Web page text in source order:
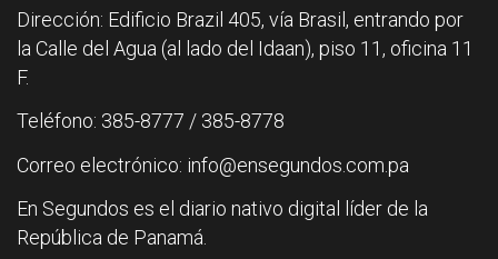
Dirección: Edificio Brazil 405, vía Brasil, entrando por
la Calle del Agua (al lado del Idaan), piso 11, oficina 11
F.
Teléfono: 385-8777 / 385-8778
Correo electrónico: info@ensegundos.com.pa
En Segundos es el diario nativo digital líder de la
República de Panamá.